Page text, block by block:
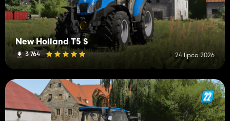
New Holland T5 S
3 764 24 lipca 2026